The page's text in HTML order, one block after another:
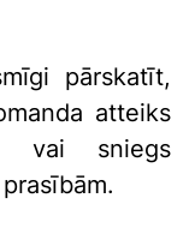
pārskatīt,
atteiks
vai sniegs